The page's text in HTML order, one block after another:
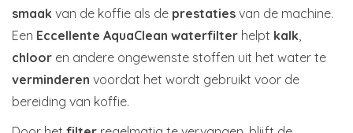
smaak van de koffie als de prestaties van de machine.
Een Eccellente AquaClean waterfilter helpt kalk
chloor en andere ongewenste stoffen uit het water te
verminderen voordat het wordt gebruikt voor de
bereiding van koffie.